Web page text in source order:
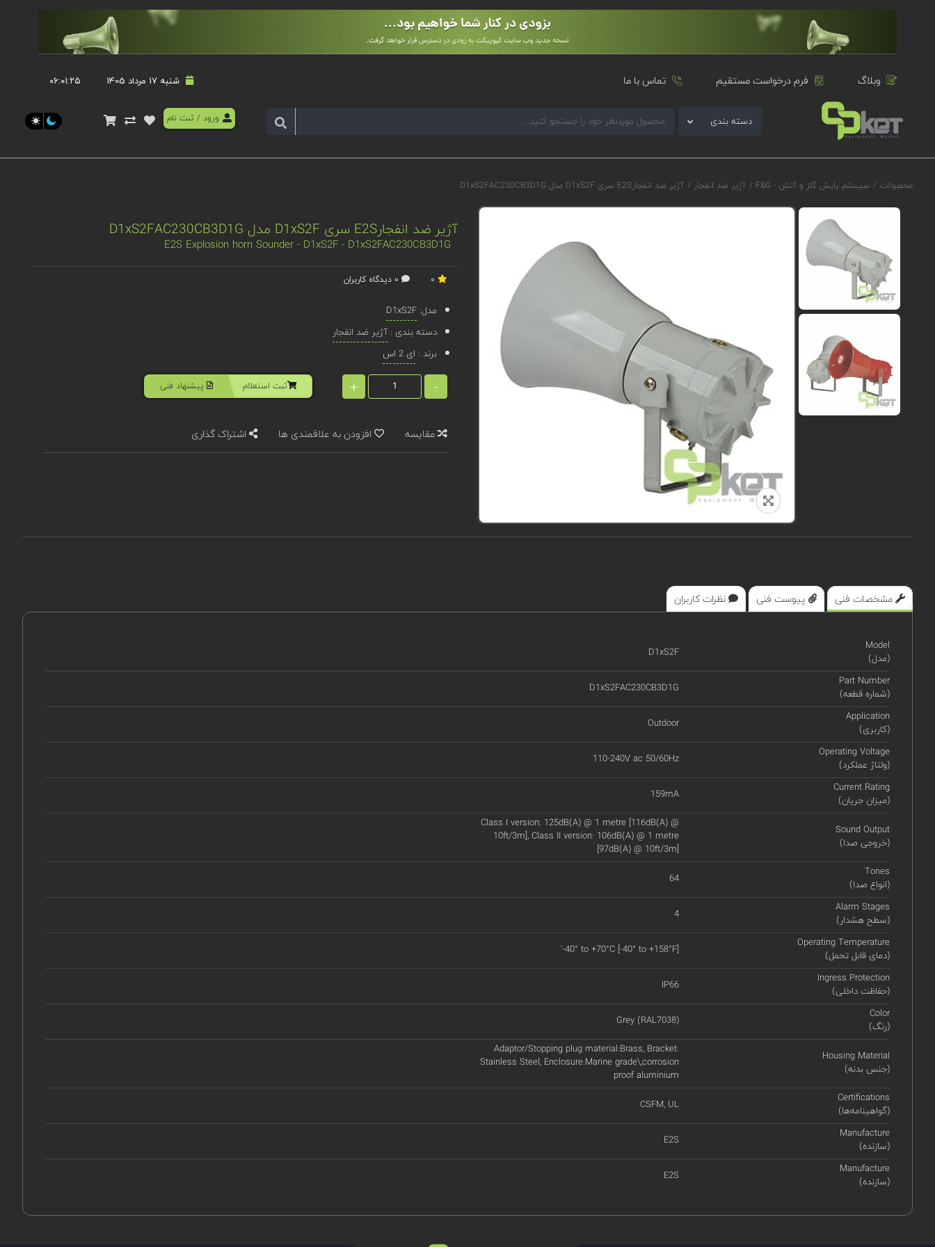
وبلاگ فرم درخواست مستقیم تماس با ما شنبه 17 مرداد 1405 ۰۶:۰۱:۲۵
دسته بندی ورود / ثبت نام
محصولات / سیستم پایش گاز و آتش - F&G / آژیر ضد انفجار / آژیر ضد انفجارE2S سری D1xS2F مدل D1xS2FAC230CB3D1G
آژیر ضد انفجارE2S سری D1xS2F مدل D1xS2FAC230CB3D1G
E2S Explosion horn Sounder - D1xS2F - D1xS2FAC230CB3D1G
مدل: D1xS2F
دسته بندی : آژیر ضد انفجار
برند : ای 2 اس
-
+ ثبت استعلام پیشنهاد فنی
مقایسه افزودن به علاقمندی ها اشتراک گذاری
مشخصات فنی پیوست فنی نظرات کاربران
Model
(مدل)
D1xS2F
Part Number
(شماره قطعه)
D1xS2FAC230CB3D1G
Application
(کاربری)
Outdoor
Operating Voltage
(ولتاژ عملکرد)
110-240V ac 50/60Hz
Current Rating
(میزان جریان)
159mA
Sound Output
(خروجی صدا)
Class I version: 125dB(A) @ 1 metre [116dB(A) @
10ft/3m], Class II version: 106dB(A) @ 1 metre
[97dB(A) @ 10ft/3m]
Tones
(انواع صدا)
64
Alarm Stages
(سطح هشدار)
4
Operating Temperature
(دمای قابل تحمل)
'-40° to +70°C [-40° to +158°F]
Ingress Protection
(حفاظت داخلی)
IP66
Color
(رنگ)
Grey (RAL7038)
Housing Material
(جنس بدنه)
Adaptor/Stopping plug material:Brass, Bracket:
Stainless Steel, Enclosure:Marine grade\,corrosion
proof aluminium
Certifications
(گواهینامه‌ها)
CSFM, UL
Manufacture
(سازنده)
E2S
Manufacture
(سازنده)
E2S